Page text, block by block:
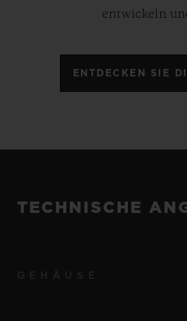
entwickeln
ENTDECKEN SIE
TECHNISCHE